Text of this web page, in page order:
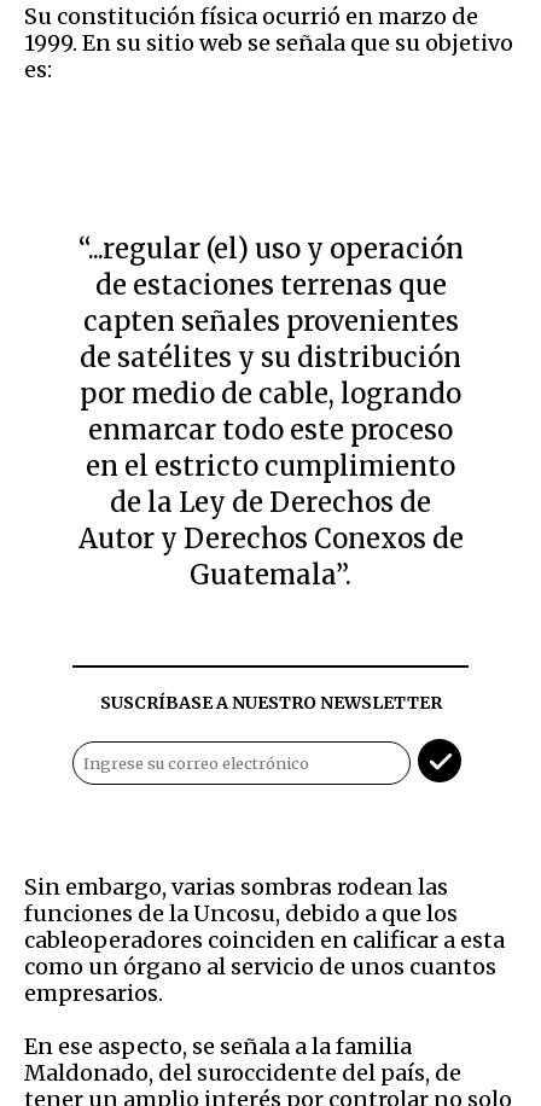
Su constitución física ocurrió en marzo de
1999. En su sitio web se señala que su objetivo
es:
“...regular (el) uso y operación
de estaciones terrenas que
capten señales provenientes
de satélites y su distribución
por medio de cable, logrando
enmarcar todo este proceso
en el estricto cumplimiento
de la Ley de Derechos de
Autor y Derechos Conexos de
Guatemala”.
SUSCRÍBASE A NUESTRO NEWSLETTER
Sin embargo, varias sombras rodean las
funciones de la Uncosu, debido a que los
cableoperadores coinciden en calificar a esta
como un órgano al servicio de unos cuantos
empresarios.
En ese aspecto, se señala a la familia
Maldonado, del suroccidente del país, de
tener un amplio interés por controlar no solo